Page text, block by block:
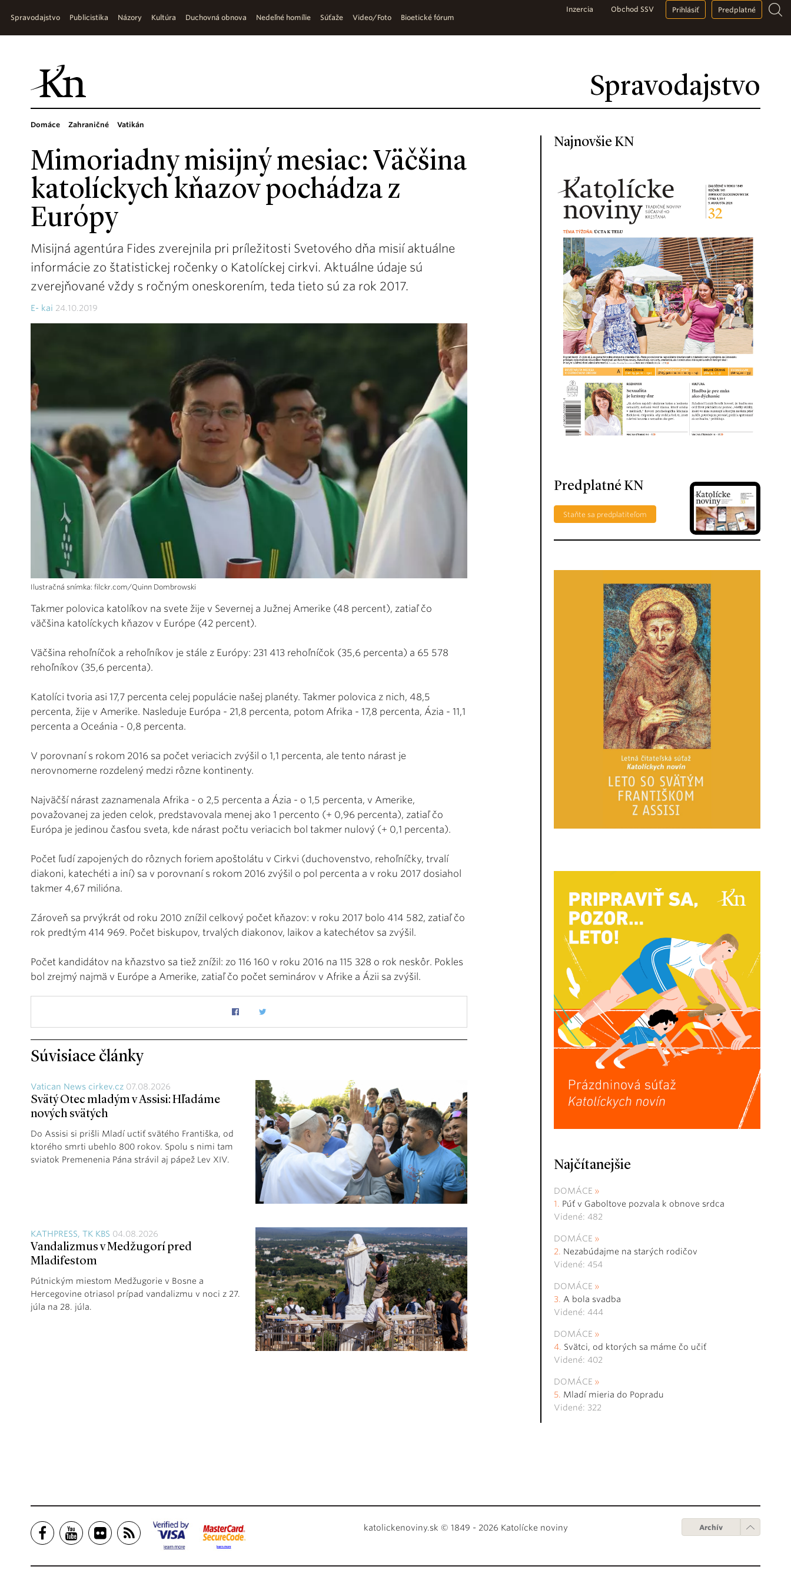
Spravodajstvo
Spravodajstvo Publicistika Názory Kultúra Duchovná obnova Nedeľné homílie Súťaže Video/Foto Bioetické fórum
Inzercia Obchod SSV Prihlásiť Predplatné
Domáce Zahraničné Vatikán
Mimoriadny misijný mesiac: Väčšina
katolíckych kňazov pochádza z
Európy
Misijná agentúra Fides zverejnila pri príležitosti Svetového dňa misií aktuálne
informácie zo štatistickej ročenky o Katolíckej cirkvi. Aktuálne údaje sú
zverejňované vždy s ročným oneskorením, teda tieto sú za rok 2017.
E- kai 24.10.2019
Ilustračná snímka: filckr.com/Quinn Dombrowski
Takmer polovica katolíkov na svete žije v Severnej a Južnej Amerike (48 percent), zatiaľ čo
väčšina katolíckych kňazov v Európe (42 percent).
Väčšina rehoľníčok a rehoľníkov je stále z Európy: 231 413 rehoľníčok (35,6 percenta) a 65 578
rehoľníkov (35,6 percenta).
Katolíci tvoria asi 17,7 percenta celej populácie našej planéty. Takmer polovica z nich, 48,5
percenta, žije v Amerike. Nasleduje Európa - 21,8 percenta, potom Afrika - 17,8 percenta, Ázia - 11,1
percenta a Oceánia - 0,8 percenta.
V porovnaní s rokom 2016 sa počet veriacich zvýšil o 1,1 percenta, ale tento nárast je
nerovnomerne rozdelený medzi rôzne kontinenty.
Najväčší nárast zaznamenala Afrika - o 2,5 percenta a Ázia - o 1,5 percenta, v Amerike,
považovanej za jeden celok, predstavovala menej ako 1 percento (+ 0,96 percenta), zatiaľ čo
Európa je jedinou časťou sveta, kde nárast počtu veriacich bol takmer nulový (+ 0,1 percenta).
Počet ľudí zapojených do rôznych foriem apoštolátu v Cirkvi (duchovenstvo, rehoľníčky, trvalí
diakoni, katechéti a iní) sa v porovnaní s rokom 2016 zvýšil o pol percenta a v roku 2017 dosiahol
takmer 4,67 milióna.
Zároveň sa prvýkrát od roku 2010 znížil celkový počet kňazov: v roku 2017 bolo 414 582, zatiaľ čo
rok predtým 414 969. Počet biskupov, trvalých diakonov, laikov a katechétov sa zvýšil.
Počet kandidátov na kňazstvo sa tiež znížil: zo 116 160 v roku 2016 na 115 328 o rok neskôr. Pokles
bol zrejmý najmä v Európe a Amerike, zatiaľ čo počet seminárov v Afrike a Ázii sa zvýšil.
Súvisiace články
Vatican News cirkev.cz 07.08.2026
Svätý Otec mladým v Assisi: Hľadáme
nových svätých
Do Assisi si prišli Mladí uctiť svätého Františka, od
ktorého smrti ubehlo 800 rokov. Spolu s nimi tam
sviatok Premenenia Pána strávil aj pápež Lev XIV.
KATHPRESS, TK KBS 04.08.2026
Vandalizmus v Medžugorí pred
Mladifestom
Pútnickým miestom Medžugorie v Bosne a
Hercegovine otriasol prípad vandalizmu v noci z 27.
júla na 28. júla.
Najnovšie KN
Predplatné KN
Staňte sa predplatiteľom
Najčítanejšie
DOMÁCE
Púť v Gaboltove pozvala k obnove srdca
Videné: 482
DOMÁCE
Nezabúdajme na starých rodičov
Videné: 454
DOMÁCE
A bola svadba
Videné: 444
DOMÁCE
Svätci, od ktorých sa máme čo učiť
Videné: 402
DOMÁCE
Mladí mieria do Popradu
Videné: 322
katolickenoviny.sk © 1849 - 2026 Katolícke noviny Archív